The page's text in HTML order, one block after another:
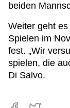
beiden
Weiter geht
Spielen im
fest. „Wir
spielen, die
Di Salvo.